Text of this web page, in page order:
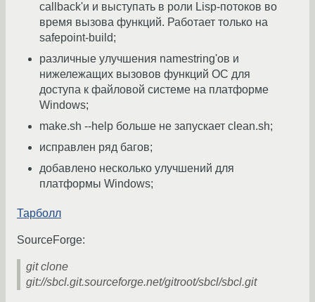
callback'и и выступать в роли Lisp-потоков во
время вызова функций. Работает только на
safepoint-build;
различные улучшения namestring'ов и
нижележащих вызовов функций ОС для
доступа к файловой системе на платформе
Windows;
make.sh --help больше не запускает clean.sh;
исправлен ряд багов;
добавлено несколько улучшений для
платформы Windows;
Тарболл
SourceForge:
git clone
git://sbcl.git.sourceforge.net/gitroot/sbcl/sbcl.git